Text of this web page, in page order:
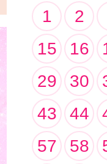
1 2
15
16
29
30
43
44
57
58